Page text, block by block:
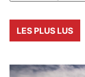
LES PLUS LUS